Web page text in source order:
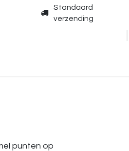
Standaard
verzending
punten op